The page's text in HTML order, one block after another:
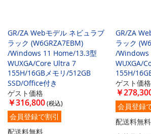
GR/ZA Webモデル ネビュラブ
ラック (W6GRZA7EBM)
/Windows 11 Home/13.3型
WUXGA/Core Ultra 7
155H/16GBメモリ/512GB
SSD/Office付き
ゲスト価格
￥316,800
会員登録で割引
配送料無料
GR/ZA
ラック
/Windows
WUXGA/
155H/
ゲスト価格
￥
会員登録
配送料無料